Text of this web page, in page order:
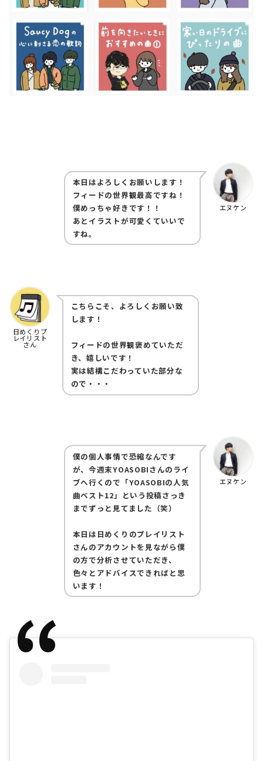
エヌケン
本日はよろしくお願いします！
フィードの世界観最高ですね！
僕めっちゃ好きです！！
あとイラストが可愛くていいで
すね。
日めくりプ
レイリスト
さん
こちらこそ、よろしくお願い致
します！
フィードの世界観褒めていただ
き、嬉しいです！
実は結構こだわっていた部分な
ので・・・
エヌケン
僕の個人事情で恐縮なんです
が、今週末YOASOBIさんのライ
ブへ行くので「YOASOBIの人気
曲ベスト12」という投稿さっき
までずっと見てました（笑）
本日は日めくりのプレイリスト
さんのアカウントを見ながら僕
の方で分析させていただき、
色々とアドバイスできればと思
います！